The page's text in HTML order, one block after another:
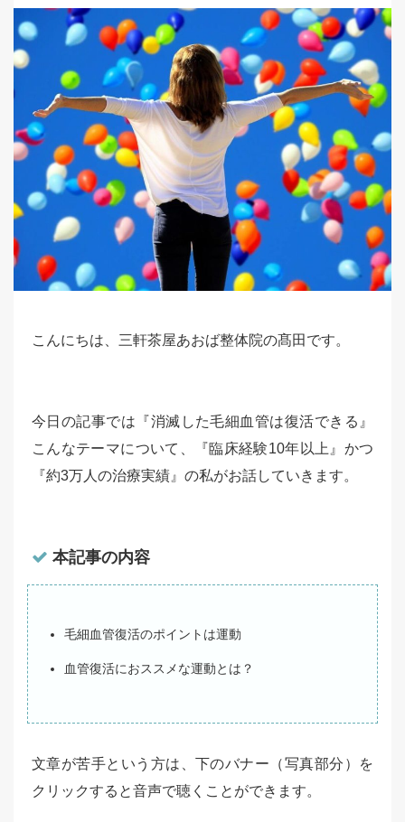
こんにちは、三軒茶屋あおば整体院の髙田です。
今日の記事では『消滅した毛細血管は復活できる』
こんなテーマについて、『臨床経験10年以上』かつ
『約3万人の治療実績』の私がお話していきます。
本記事の内容
毛細血管復活のポイントは運動
血管復活におススメな運動とは？
文章が苦手という方は、下のバナー（写真部分）を
クリックすると音声で聴くことができます。